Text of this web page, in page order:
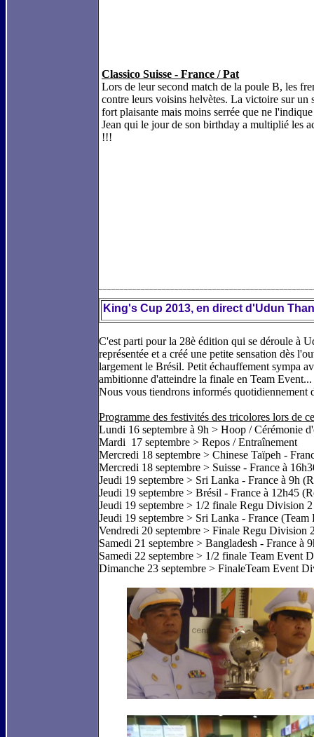
Classico Suisse - France / Pat
Lors de leur second match de la poule B, les
contre leurs voisins helvètes. La victoire sur
fort plaisante mais moins serrée que ne
Jean qui le jour de son birthday a multiplié les
!!!
King's Cup 2013, en direct d'Udun
C'est parti pour la 28è édition qui se déroule à
représentée et a créé une petite sensation dès
largement le Brésil. Petit échauffement sympa
ambitionne d'atteindre la finale en Team Event...
Nous vous tiendrons informés quotidiennement
Programme des festivités des tricolores lors de
Lundi 16 septembre à 9h > Hoop / Cérémonie
Mardi 17 septembre > Repos / Entraînement
Mercredi 18 septembre > Chinese Taïpeh -
Mercredi 18 septembre > Suisse - France à
Jeudi 19 septembre > Sri Lanka - France à 9h
Jeudi 19 septembre > Brésil - France à 12h45
Jeudi 19 septembre > 1/2 finale Regu Division
Jeudi 19 septembre > Sri Lanka - France
Vendredi 20 septembre > Finale Regu Division
Samedi 21 septembre > Bangladesh - France
Samedi 22 septembre > 1/2 finale Team Event
Dimanche 23 septembre > FinaleTeam Event